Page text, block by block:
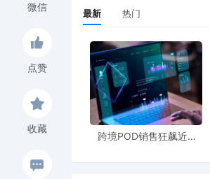
微信
点赞
收藏
最新 热门
跨境POD销售狂飙近5